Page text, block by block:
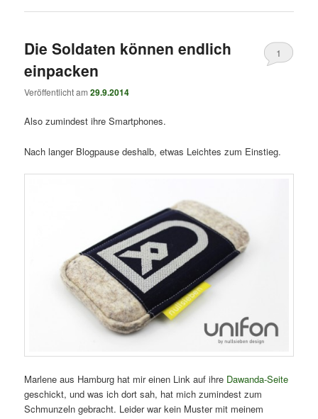
Die Soldaten können endlich
einpacken
Veröffentlicht am29.9.2014
1
Also zumindest ihre Smartphones.
Nach langer Blogpause deshalb, etwas Leichtes zum Einstieg.
Marlene aus Hamburg hat mir einen Link auf ihre Dawanda-Seite
geschickt, und was ich dort sah, hat mich zumindest zum
Schmunzeln gebracht. Leider war kein Muster mit meinem